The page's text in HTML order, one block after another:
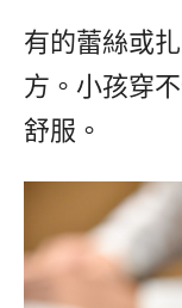
有的蕾絲或
方。小孩穿
舒服。